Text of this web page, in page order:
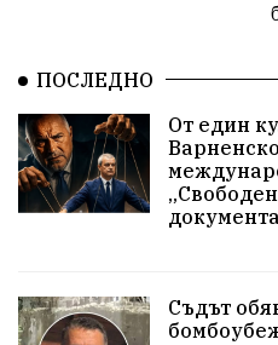
едрогабаритни отпадъци
Културни и спортни
Безводие пожари
Училища Лична
ПОСЛЕДНО
От един
Съдът